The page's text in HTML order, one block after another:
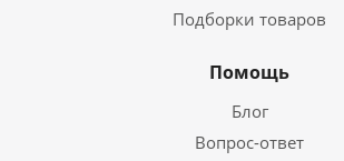
Подборки товаров
Помощь
Блог
Вопрос-ответ